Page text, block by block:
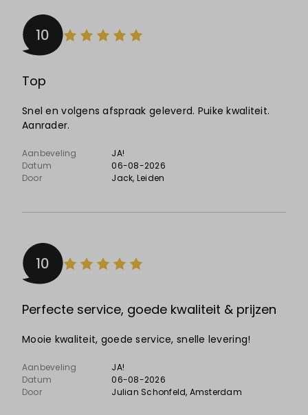
10
Top
Snel en volgens afspraak geleverd. Puike kwaliteit.
Aanrader.
Aanbeveling
JA!
Datum
06-08-2026
Door
Jack, Leiden
10
Perfecte service, goede kwaliteit & prijzen
Mooie kwaliteit, goede service, snelle levering!
Aanbeveling
JA!
Datum
06-08-2026
Door
Julian Schonfeld, Amsterdam